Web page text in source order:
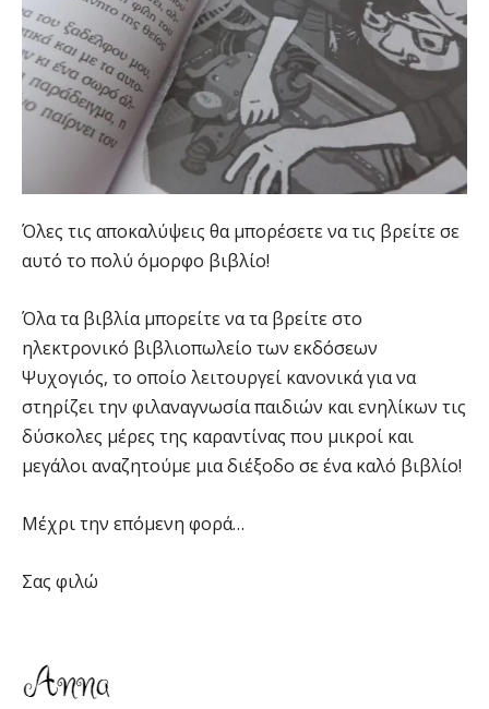
Όλες τις αποκαλύψεις θα μπορέσετε να τις βρείτε σε
αυτό το πολύ όμορφο βιβλίο!
Όλα τα βιβλία μπορείτε να τα βρείτε στο
ηλεκτρονικό βιβλιοπωλείο των εκδόσεων
Ψυχογιός, το οποίο λειτουργεί κανονικά για να
στηρίζει την φιλαναγνωσία παιδιών και ενηλίκων τις
δύσκολες μέρες της καραντίνας που μικροί και
μεγάλοι αναζητούμε μια διέξοδο σε ένα καλό βιβλίο!
Μέχρι την επόμενη φορά…
Σας φιλώ